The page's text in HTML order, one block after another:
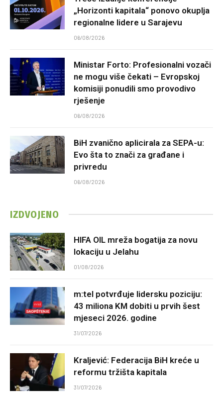
„Horizonti kapitala“ ponovo okuplja
regionalne lidere u Sarajevu
06/08/2026
Ministar Forto: Profesionalni vozači
ne mogu više čekati – Evropskoj
komisiji ponudili smo provodivo
rješenje
06/08/2026
BiH zvanično aplicirala za SEPA-u:
Evo šta to znači za građane i
privredu
06/08/2026
IZDVOJENO
HIFA OIL mreža bogatija za novu
lokaciju u Jelahu
01/08/2026
m:tel potvrđuje lidersku poziciju:
43 miliona KM dobiti u prvih šest
mjeseci 2026. godine
31/07/2026
Kraljević: Federacija BiH kreće u
reformu tržišta kapitala
31/07/2026